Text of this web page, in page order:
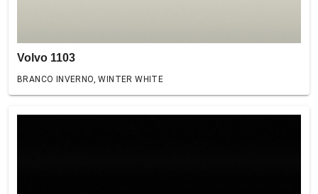
Volvo 1103
BRANCO INVERNO, WINTER WHITE